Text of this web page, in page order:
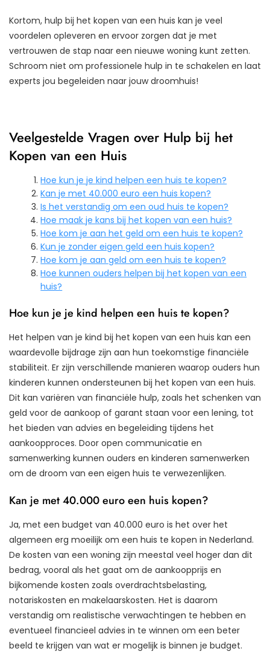
Kortom, hulp bij het kopen van een huis kan je veel
voordelen opleveren en ervoor zorgen dat je met
vertrouwen de stap naar een nieuwe woning kunt zetten.
Schroom niet om professionele hulp in te schakelen en laat
experts jou begeleiden naar jouw droomhuis!
Veelgestelde Vragen over Hulp bij het
Kopen van een Huis
Hoe kun je je kind helpen een huis te kopen?
Kan je met 40.000 euro een huis kopen?
Is het verstandig om een oud huis te kopen?
Hoe maak je kans bij het kopen van een huis?
Hoe kom je aan het geld om een huis te kopen?
Kun je zonder eigen geld een huis kopen?
Hoe kom je aan geld om een huis te kopen?
Hoe kunnen ouders helpen bij het kopen van een
huis?
Hoe kun je je kind helpen een huis te kopen?
Het helpen van je kind bij het kopen van een huis kan een
waardevolle bijdrage zijn aan hun toekomstige financiële
stabiliteit. Er zijn verschillende manieren waarop ouders hun
kinderen kunnen ondersteunen bij het kopen van een huis.
Dit kan variëren van financiële hulp, zoals het schenken van
geld voor de aankoop of garant staan voor een lening, tot
het bieden van advies en begeleiding tijdens het
aankoopproces. Door open communicatie en
samenwerking kunnen ouders en kinderen samenwerken
om de droom van een eigen huis te verwezenlijken.
Kan je met 40.000 euro een huis kopen?
Ja, met een budget van 40.000 euro is het over het
algemeen erg moeilijk om een huis te kopen in Nederland.
De kosten van een woning zijn meestal veel hoger dan dit
bedrag, vooral als het gaat om de aankoopprijs en
bijkomende kosten zoals overdrachtsbelasting,
notariskosten en makelaarskosten. Het is daarom
verstandig om realistische verwachtingen te hebben en
eventueel financieel advies in te winnen om een beter
beeld te krijgen van wat er mogelijk is binnen je budget.